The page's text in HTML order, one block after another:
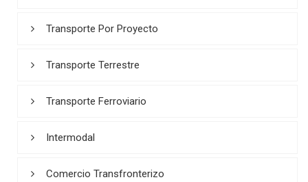
Transporte Por Proyecto
Transporte Terrestre
Transporte Ferroviario
Intermodal
Comercio Transfronterizo